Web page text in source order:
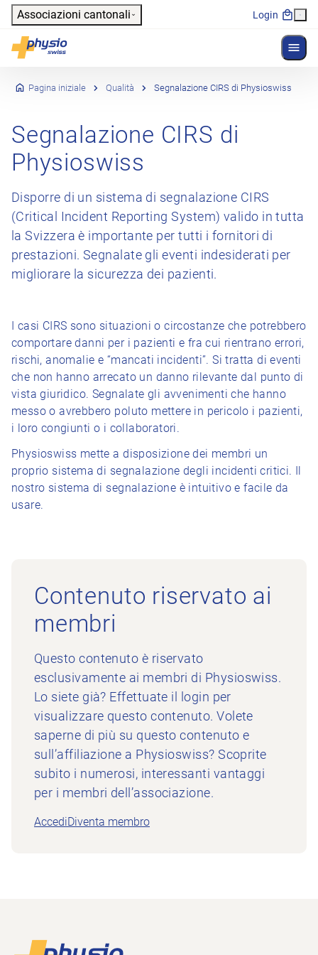
Header
Associazioni cantonali Login
Physioswiss
Navigazione principale
Pagina iniziale Qualità Segnalazione CIRS di Physioswiss
Segnalazione CIRS di
Physioswiss
Disporre di un sistema di segnalazione CIRS
(Critical Incident Reporting System) valido in tutta
la Svizzera è importante per tutti i fornitori di
prestazioni. Segnalate gli eventi indesiderati per
migliorare la sicurezza dei pazienti.
I casi CIRS sono situazioni o circostanze che potrebbero
comportare danni per i pazienti e fra cui rientrano errori,
rischi, anomalie e “mancati incidenti”. Si tratta di eventi
che non hanno arrecato un danno rilevante dal punto di
vista giuridico. Segnalate gli avvenimenti che hanno
messo o avrebbero poluto mettere in pericolo i pazienti,
i loro congiunti o i collaboratori.
Physioswiss mette a disposizione dei membri un
proprio sistema di segnalazione degli incidenti critici. Il
nostro sistema di segnalazione è intuitivo e facile da
usare.
Contenuto riservato ai
membri
Questo contenuto è riservato
esclusivamente ai membri di Physioswiss.
Lo siete già? Effettuate il login per
visualizzare questo contenuto. Volete
saperne di più su questo contenuto e
sull’affiliazione a Physioswiss? Scoprite
subito i numerosi, interessanti vantaggi
per i membri dell’associazione.
AccediDiventa membro
Piè di pagina